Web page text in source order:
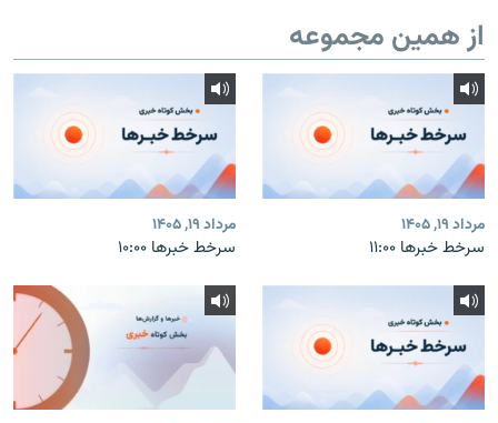
از همین مجموعه
مرداد ۱۹, ۱۴۰۵
سرخط خبرها ۱۱:۰۰
مرداد ۱۹, ۱۴۰۵
سرخط خبرها ۱۰:۰۰